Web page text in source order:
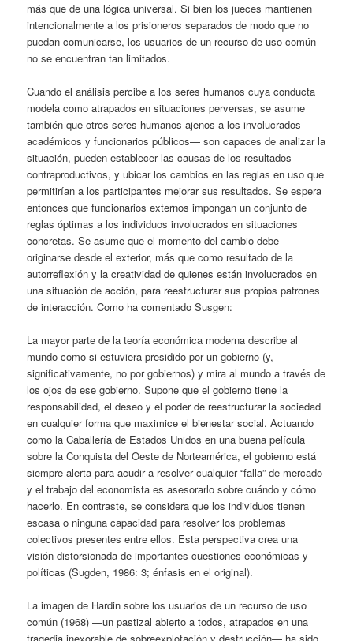
más que de una lógica universal. Si bien los jueces mantienen
intencionalmente a los prisioneros separados de modo que no
puedan comunicarse, los usuarios de un recurso de uso común
no se encuentran tan limitados.
Cuando el análisis percibe a los seres humanos cuya conducta
modela como atrapados en situaciones perversas, se asume
también que otros seres humanos ajenos a los involucrados —
académicos y funcionarios públicos— son capaces de analizar la
situación, pueden establecer las causas de los resultados
contraproductivos, y ubicar los cambios en las reglas en uso que
permitirían a los participantes mejorar sus resultados. Se espera
entonces que funcionarios externos impongan un conjunto de
reglas óptimas a los individuos involucrados en situaciones
concretas. Se asume que el momento del cambio debe
originarse desde el exterior, más que como resultado de la
autorreflexión y la creatividad de quienes están involucrados en
una situación de acción, para reestructurar sus propios patrones
de interacción. Como ha comentado Susgen:
La mayor parte de la teoría económica moderna describe al
mundo como si estuviera presidido por un gobierno (y,
significativamente, no por gobiernos) y mira al mundo a través de
los ojos de ese gobierno. Supone que el gobierno tiene la
responsabilidad, el deseo y el poder de reestructurar la sociedad
en cualquier forma que maximice el bienestar social. Actuando
como la Caballería de Estados Unidos en una buena película
sobre la Conquista del Oeste de Norteamérica, el gobierno está
siempre alerta para acudir a resolver cualquier “falla” de mercado
y el trabajo del economista es asesorarlo sobre cuándo y cómo
hacerlo. En contraste, se considera que los individuos tienen
escasa o ninguna capacidad para resolver los problemas
colectivos presentes entre ellos. Esta perspectiva crea una
visión distorsionada de importantes cuestiones económicas y
políticas (Sugden, 1986: 3; énfasis en el original).
La imagen de Hardin sobre los usuarios de un recurso de uso
común (1968) —un pastizal abierto a todos, atrapados en una